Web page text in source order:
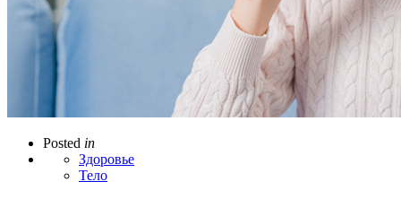
Posted in
Здоровье
Тело